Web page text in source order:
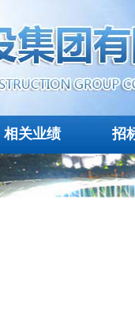
相关业绩 招